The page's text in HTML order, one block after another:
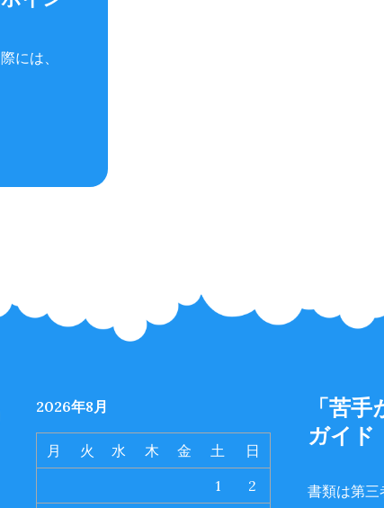
には、
2026年8月
月 火 水 木 金 土
日
1
2
「苦
ガイド
書類は第三